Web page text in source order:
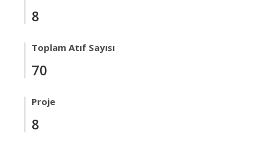
8
Toplam Atıf Sayısı
70
Proje
8